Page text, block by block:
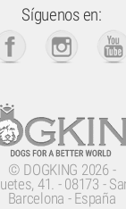
Síguenos en:
© DOGKING 2026 -
41. - 08173 -
Barcelona - España